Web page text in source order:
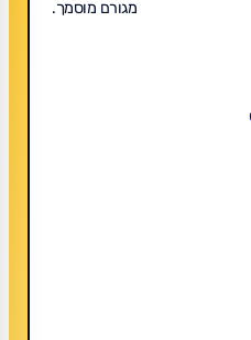
מגורם מוסמך.